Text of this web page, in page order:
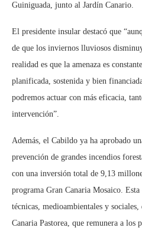
Guiniguada, junto al Jardín Canario.
El presidente insular destacó que
de que los inviernos lluviosos
realidad es que la amenaza es
planificada, sostenida y bien
podremos actuar con más eficacia,
intervención”.
Además, el Cabildo ya ha aprobado
prevención de grandes incendios
con una inversión total de 9,13
programa Gran Canaria Mosaico.
técnicas, medioambientales y
Canaria Pastorea, que remunera a los